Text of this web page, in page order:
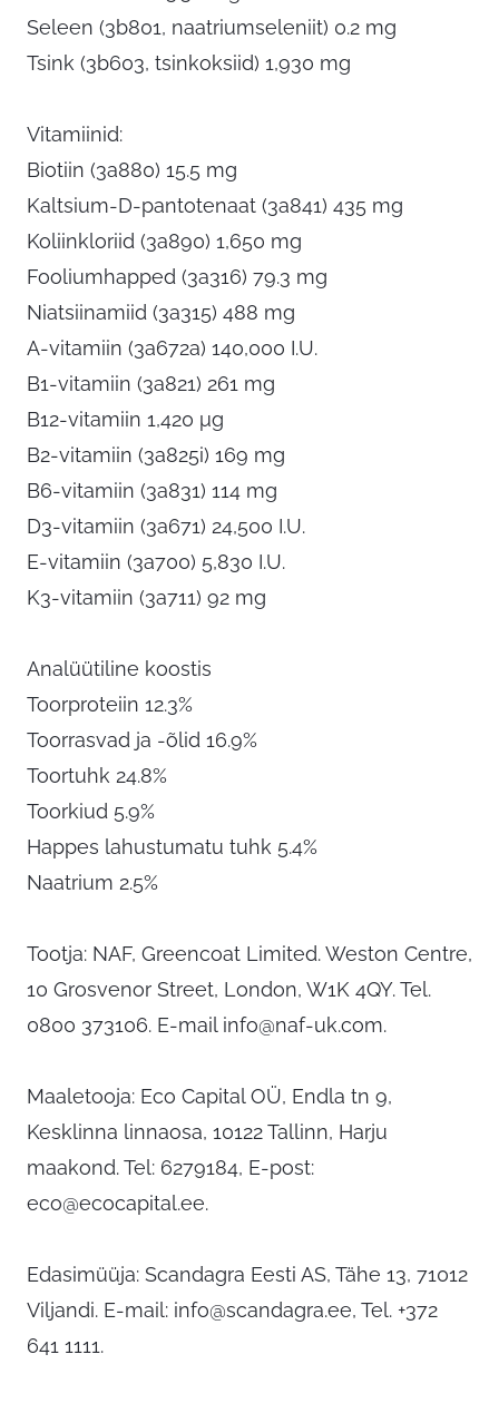
Seleen (3b801, naatriumseleniit) 0.2 mg
Tsink (3b603, tsinkoksiid) 1,930 mg
Vitamiinid:
Biotiin (3a880) 15.5 mg
Kaltsium-D-pantotenaat (3a841) 435 mg
Koliinkloriid (3a890) 1,650 mg
Fooliumhapped (3a316) 79.3 mg
Niatsiinamiid (3a315) 488 mg
A-vitamiin (3a672a) 140,000 I.U.
B1-vitamiin (3a821) 261 mg
B12-vitamiin 1,420 μg
B2-vitamiin (3a825i) 169 mg
B6-vitamiin (3a831) 114 mg
D3-vitamiin (3a671) 24,500 I.U.
E-vitamiin (3a700) 5,830 I.U.
K3-vitamiin (3a711) 92 mg
Analüütiline koostis
Toorproteiin 12.3%
Toorrasvad ja -õlid 16.9%
Toortuhk 24.8%
Toorkiud 5.9%
Happes lahustumatu tuhk 5.4%
Naatrium 2.5%
Tootja: NAF, Greencoat Limited. Weston Centre,
10 Grosvenor Street, London, W1K 4QY. Tel.
0800 373106. E-mail info@naf-uk.com.
Maaletooja: Eco Capital OÜ, Endla tn 9,
Kesklinna linnaosa, 10122 Tallinn, Harju
maakond. Tel: 6279184, E-post:
eco@ecocapital.ee.
Edasimüüja: Scandagra Eesti AS, Tähe 13, 71012
Viljandi. E-mail: info@scandagra.ee, Tel. +372
641 1111.